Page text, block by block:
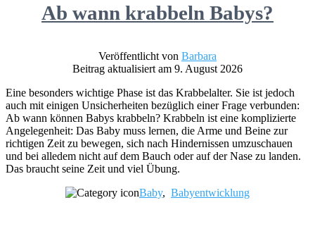
Ab wann krabbeln Babys?
Veröffentlicht von Barbara
Beitrag aktualisiert am 9. August 2026
Eine besonders wichtige Phase ist das Krabbelalter. Sie ist jedoch
auch mit einigen Unsicherheiten bezüglich einer Frage verbunden:
Ab wann können Babys krabbeln? Krabbeln ist eine komplizierte
Angelegenheit: Das Baby muss lernen, die Arme und Beine zur
richtigen Zeit zu bewegen, sich nach Hindernissen umzuschauen
und bei alledem nicht auf dem Bauch oder auf der Nase zu landen.
Das braucht seine Zeit und viel Übung.
Baby, Babyentwicklung